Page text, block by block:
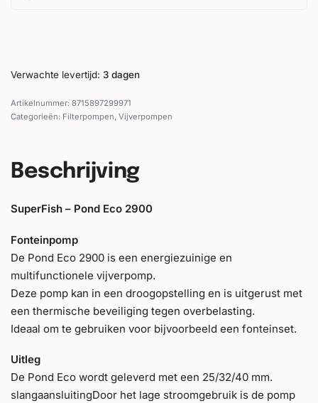
Verwachte levertijd: 3 dagen
8715897299971
Categorieën: Filterpompen, Vijverpompen
Beschrijving
SuperFish – Pond Eco 2900
Fonteinpomp
De Pond Eco 2900 is een energiezuinige en
multifunctionele vijverpomp.
Deze pomp kan in een droogopstelling en is uitgerust met
een thermische beveiliging tegen overbelasting.
Ideaal om te gebruiken voor bijvoorbeeld een fonteinset.
Uitleg
De Pond Eco wordt geleverd met een 25/32/40 mm.
slangaansluitingDoor het lage stroomgebruik is de pomp